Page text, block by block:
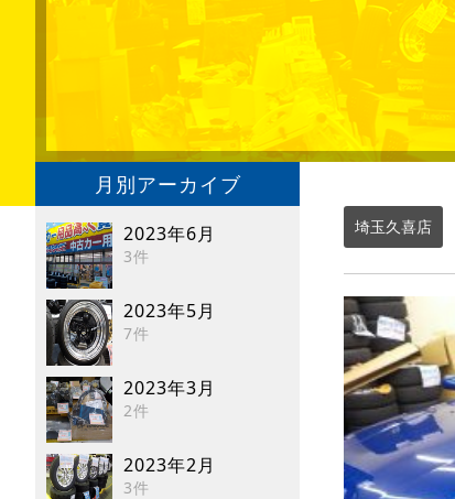
月別アーカイブ
2023年6月
3件
2023年5月
7件
2023年3月
2件
2023年2月
3件
埼玉久喜店